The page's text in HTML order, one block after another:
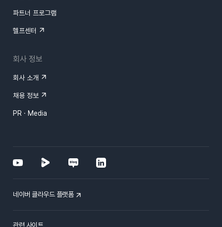
파트너 프로그램
헬프센터
회사 정보
회사 소개
채용 정보
PR · Media
네이버 클라우드 플랫폼
관련 사이트